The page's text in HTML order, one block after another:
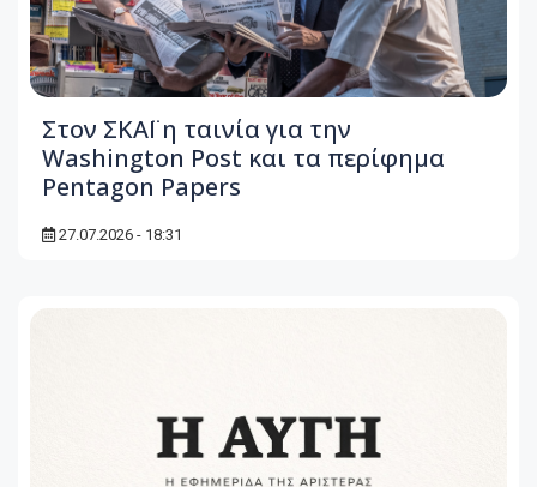
Στον ΣΚΑΪ η ταινία για την
Washington Post και τα περίφημα
Pentagon Papers
27.07.2026 - 18:31